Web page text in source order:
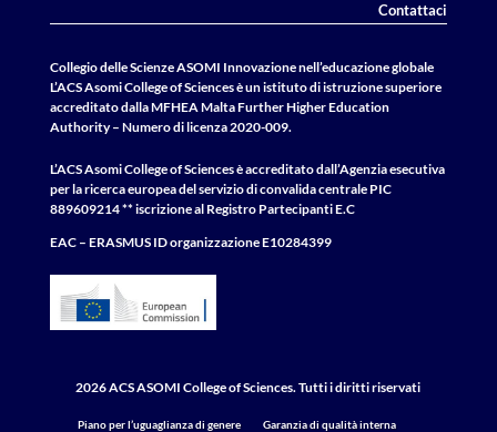
Contattaci
Collegio delle Scienze ASOMI Innovazione nell’educazione globale
L’ACS Asomi College of Sciences è un istituto di istruzione superiore
accreditato dalla MFHEA Malta Further Higher Education
Authority – Numero di licenza 2020-009.
L’ACS Asomi College of Sciences è accreditato dall’Agenzia esecutiva
per la ricerca europea del servizio di convalida centrale PIC
889609214 ** iscrizione al Registro Partecipanti E.C
EAC – ERASMUS IDorganizzazione E10284399
2026 ACS ASOMI College of Sciences. Tutti i diritti riservati
Piano per l’uguaglianza di genere Garanzia di qualità interna